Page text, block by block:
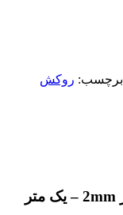
برچسب: روکش